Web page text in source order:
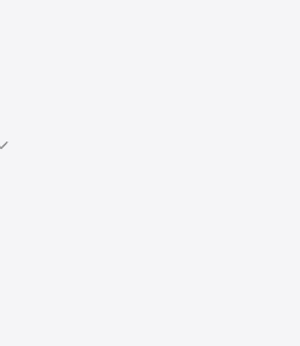
和管理自動續訂功能
提前結束
terms/zh-Hans/member.html
zh-Hans/tos.html